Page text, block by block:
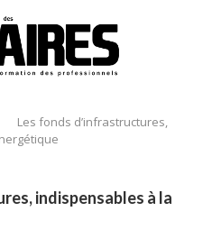
Les fonds d’infrastructures,
indispensables à la